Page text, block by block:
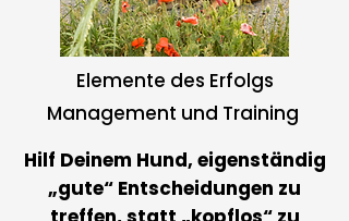
Elemente des Erfolgs
Management und Training
Hilf Deinem Hund, eigenständig
„gute“ Entscheidungen zu